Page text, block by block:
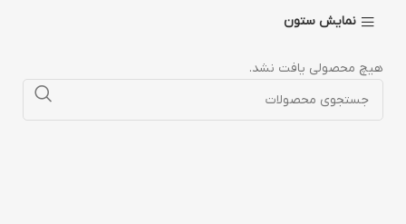
نمایش ستون
هیچ محصولی یافت نشد.